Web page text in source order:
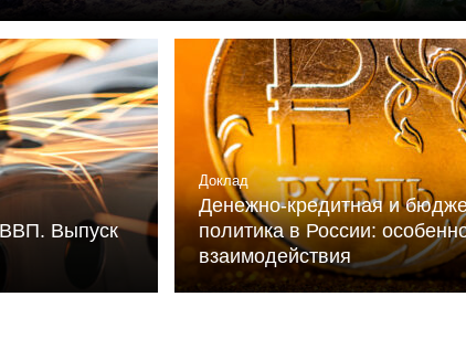
Российским союзом промышленников и
и экономика России» (при ИНП РАН) при
и Фонда Мельниченко.
ВВП. Выпуск
Доклад
Денежно-кредитная и
политика в России:
взаимодействия